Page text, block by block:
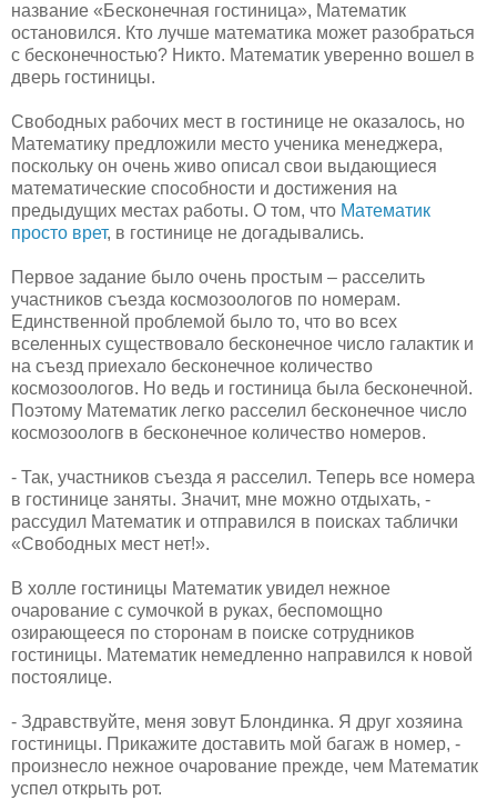
название «Бесконечная гостиница», Математик
остановился. Кто лучше математика может разобраться
с бесконечностью? Никто. Математик уверенно вошел в
дверь гостиницы.
Свободных рабочих мест в гостинице не оказалось, но
Математику предложили место ученика менеджера,
поскольку он очень живо описал свои выдающиеся
математические способности и достижения на
предыдущих местах работы. О том, что Математик
просто врет, в гостинице не догадывались.
Первое задание было очень простым – расселить
участников съезда космозоологов по номерам.
Единственной проблемой было то, что во всех
вселенных существовало бесконечное число галактик и
на съезд приехало бесконечное количество
космозоологов. Но ведь и гостиница была бесконечной.
Поэтому Математик легко расселил бесконечное число
космозоологв в бесконечное количество номеров.
- Так, участников съезда я расселил. Теперь все номера
в гостинице заняты. Значит, мне можно отдыхать, -
рассудил Математик и отправился в поисках таблички
«Свободных мест нет!».
В холле гостиницы Математик увидел нежное
очарование с сумочкой в руках, беспомощно
озирающееся по сторонам в поиске сотрудников
гостиницы. Математик немедленно направился к новой
постоялице.
- Здравствуйте, меня зовут Блондинка. Я друг хозяина
гостиницы. Прикажите доставить мой багаж в номер, -
произнесло нежное очарование прежде, чем Математик
успел открыть рот.